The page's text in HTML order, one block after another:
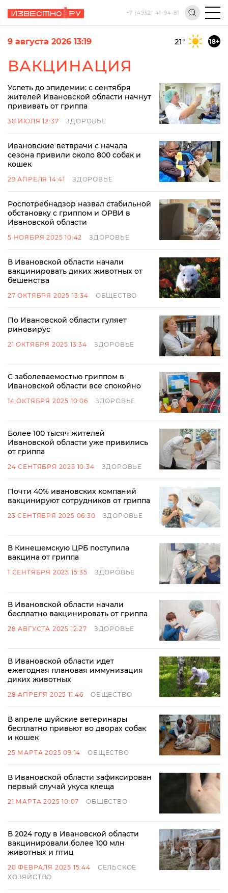
+7 (4932) 41-94-81
9 августа 2026 13:19 21° 18+
ВАКЦИНАЦИЯ
Успеть до эпидемии: с сентября
жителей Ивановской области начнут
прививать от гриппа
30 ИЮЛЯ 12:37 ЗДОРОВЬЕ
Ивановские ветврачи с начала
сезона привили около 800 собак и
кошек
29 АПРЕЛЯ 14:41 ЗДОРОВЬЕ
Роспотребнадзор назвал стабильной
обстановку с гриппом и ОРВИ в
Ивановской области
5 НОЯБРЯ 2025 10:42 ЗДОРОВЬЕ
В Ивановской области начали
вакцинировать диких животных от
бешенства
27 ОКТЯБРЯ 2025 13:34 ОБЩЕСТВО
По Ивановской области гуляет
риновирус
21 ОКТЯБРЯ 2025 13:34 ЗДОРОВЬЕ
С заболеваемостью гриппом в
Ивановской области все спокойно
14 ОКТЯБРЯ 2025 10:06 ЗДОРОВЬЕ
Более 100 тысяч жителей
Ивановской области уже привились
от гриппа
24 СЕНТЯБРЯ 2025 10:34 ЗДОРОВЬЕ
Почти 40% ивановских компаний
вакцинируют сотрудников от гриппа
23 СЕНТЯБРЯ 2025 06:30 ЗДОРОВЬЕ
В Кинешемскую ЦРБ поступила
вакцина от гриппа
1 СЕНТЯБРЯ 2025 15:35 ЗДОРОВЬЕ
В Ивановской области начали
бесплатно вакцинировать от гриппа
28 АВГУСТА 2025 12:27 ЗДОРОВЬЕ
В Ивановской области идет
ежегодная плановая иммунизация
диких животных
28 АПРЕЛЯ 2025 11:46 ОБЩЕСТВО
В апреле шуйские ветеринары
бесплатно привьют во дворах собак
и кошек
25 МАРТА 2025 09:14 ОБЩЕСТВО
В Ивановской области зафиксирован
первый случай укуса клеща
21 МАРТА 2025 10:07 ОБЩЕСТВО
В 2024 году в Ивановской области
вакцинировали более 100 млн
животных и птиц
20 ФЕВРАЛЯ 2025 15:44
СЕЛЬСКОЕ
ХОЗЯЙСТВО